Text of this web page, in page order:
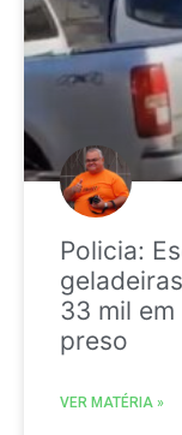
Policia:
33 mil
preso
VER MATÉRIA »